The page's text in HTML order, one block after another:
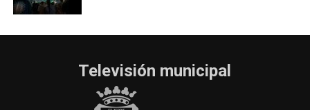
Televisión municipal